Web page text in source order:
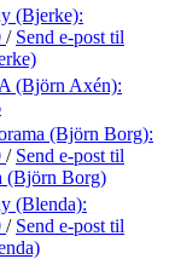
(Bjerke):
/ Send e-post til
(Björn Axén):
(Björn Borg):
/ Send e-post til
(Björn Borg)
(Blenda):
/ Send e-post til